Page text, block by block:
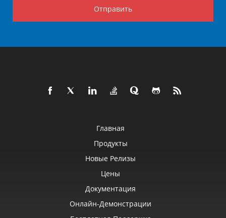
Отправить
Главная
Продукты
Новые Релизы
Цены
Документация
Онлайн‑демонстрации